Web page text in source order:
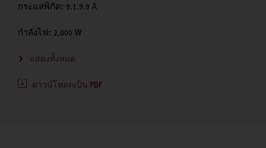
กระแสพิกัด: 9.1.9.9 A
กำลังไฟ: 2,000 W
แสดงทั้งหมด
ดาวน์โหลดเป็น PDF